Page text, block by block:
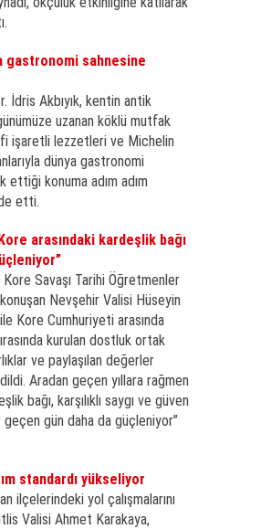
gastronomi sahnesine
İdris Akbıyık, kentin antik
uzanan köklü mutfak
işaretli lezzetleri ve Michelin
dünya gastronomi
ettiği konuma adım adım
etti.
arasındaki kardeşlik bağı
Kore Savaşı Tarihi Öğretmenler
Nevşehir Valisi Hüseyin
Kore Cumhuriyeti arasında
kurulan dostluk ortak
ve paylaşılan değerler
Aradan geçen yıllara rağmen
bağı, karşılıklı saygı ve güven
gün daha da güçleniyor”
standardı yükseliyor
ilçelerindeki yol çalışmalarını
Valisi Ahmet Karakaya,